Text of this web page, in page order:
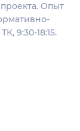
Опыт
9:30-18:15.